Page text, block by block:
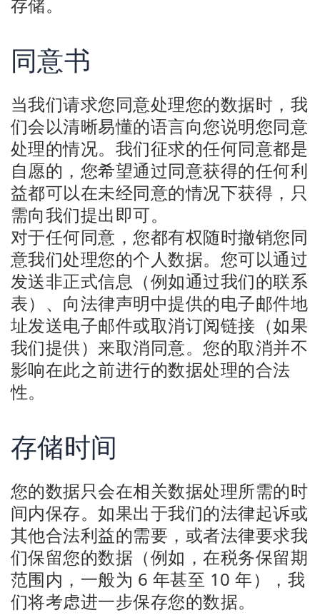
同意书
当我们请求您同意处理您的数据时，我
们会以清晰易懂的语言向您说明您同意
处理的情况。我们征求的任何同意都是
自愿的，您希望通过同意获得的任何利
益都可以在未经同意的情况下获得，只
需向我们提出即可。
对于任何同意，您都有权随时撤销您同
意我们处理您的个人数据。您可以通过
发送非正式信息（例如通过我们的联系
表）、向法律声明中提供的电子邮件地
址发送电子邮件或取消订阅链接（如果
我们提供）来取消同意。您的取消并不
影响在此之前进行的数据处理的合法
性。
存储时间
您的数据只会在相关数据处理所需的时
间内保存。如果出于我们的法律起诉或
其他合法利益的需要，或者法律要求我
们保留您的数据（例如，在税务保留期
范围内，一般为 6 年甚至 10 年），我
们将考虑进一步保存您的数据。